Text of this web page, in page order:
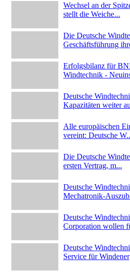
Wechsel an der
stellt die Weiche...
Die Deutsche
Geschäftsführung
Erfolgsbilanz für
Windtechnik -
Deutsche
Kapazitäten weiter
Alle europäischen
vereint: Deutsche
Die Deutsche
ersten Vertrag, m...
Deutsche
Mechatronik-
Deutsche
Corporation wollen
Deutsche
Service für